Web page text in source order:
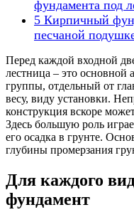
фундамента под
5 Кирпичный
песчаной
Перед каждой входной
лестница – это основной
группы, отдельный от
весу, виду установки.
конструкция вскоре
Здесь большую роль
его осадка в грунте.
глубины промерзания
Для каждого
фундамент